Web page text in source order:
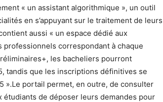
« un assistant algorithmique », un outil
en s’appuyant sur le traitement de leurs
aussi « un espace dédié aux
correspondant à chaque
les bacheliers pourront
tandis que les inscriptions définitives se
».Le portail permet, en outre, de consulter
de déposer leurs demandes pour